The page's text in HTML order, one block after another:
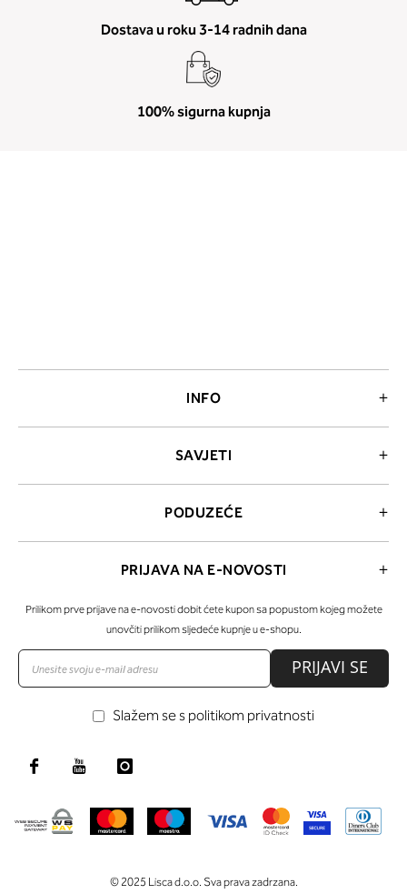
Dostava u roku 3-14 radnih dana
100% sigurna kupnja
INFO
SAVJETI
PODUZEĆE
PRIJAVA NA E-NOVOSTI
Prilikom prve prijave na e-novosti dobit ćete kupon sa popustom kojeg možete
unovčiti prilikom sljedeće kupnje u e-shopu.
PRIJAVI SE
Slažem se s politikom privatnosti
© 2025 Lisca d.o.o. Sva prava zadrzana.